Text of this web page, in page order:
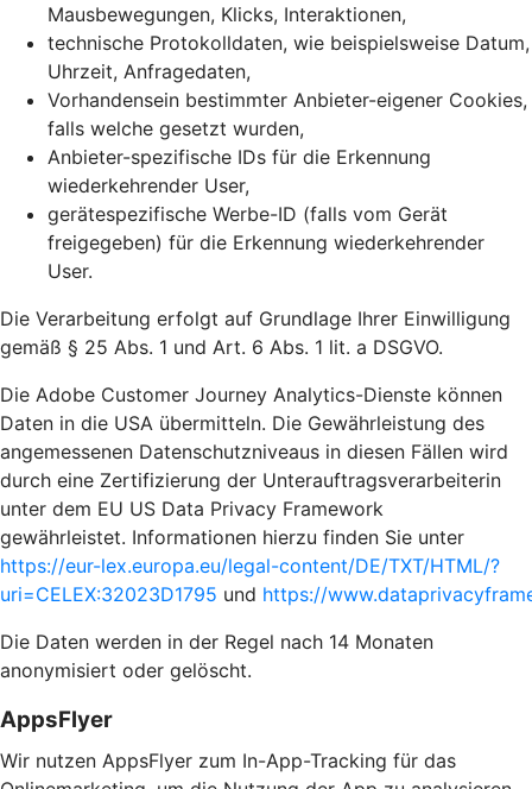
Mausbewegungen, Klicks, Interaktionen,
technische Protokolldaten, wie beispielsweise Datum,
Uhrzeit, Anfragedaten,
Vorhandensein bestimmter Anbieter-eigener Cookies,
falls welche gesetzt wurden,
Anbieter-spezifische IDs für die Erkennung
wiederkehrender User,
gerätespezifische Werbe-ID (falls vom Gerät
freigegeben) für die Erkennung wiederkehrender
User.
Die Verarbeitung erfolgt auf Grundlage Ihrer Einwilligung
gemäß § 25 Abs. 1 und Art. 6 Abs. 1 lit. a DSGVO.
Die Adobe Customer Journey Analytics-Dienste können
Daten in die USA übermitteln. Die Gewährleistung des
angemessenen Datenschutzniveaus in diesen Fällen wird
durch eine Zertifizierung der Unterauftragsverarbeiterin
unter dem EU US Data Privacy Framework
gewährleistet. Informationen hierzu finden Sie unter
https://eur-lex.europa.eu/legal-content/DE/TXT/HTML/?
uri=CELEX:32023D1795 und https://
Die Daten werden in der Regel nach 14 Monaten
anonymisiert oder gelöscht.
AppsFlyer
Wir nutzen AppsFlyer zum In-App-Tracking für das